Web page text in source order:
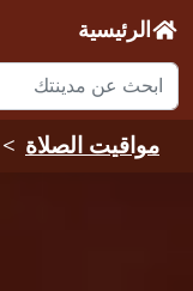
الرئيسية
مواقيت الصلاة